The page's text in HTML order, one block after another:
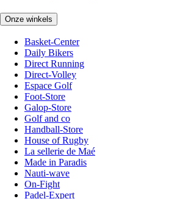
Onze winkels
Basket-Center
Daily Bikers
Direct Running
Direct-Volley
Espace Golf
Foot-Store
Galop-Store
Golf and co
Handball-Store
House of Rugby
La sellerie de Maé
Made in Paradis
Nauti-wave
On-Fight
Padel-Expert